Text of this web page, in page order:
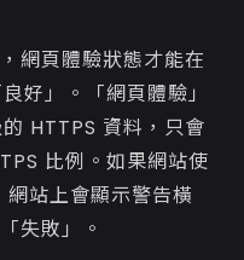
網頁體驗狀態才能在
好」。「網頁體驗」
HTTPS 資料，只會
比例。如果網站使
站上會顯示警告橫
失敗」。